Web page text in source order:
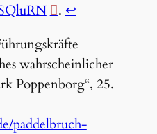
.↩︎
wahrscheinlicher
Poppenborg“, 25.
paddelbruch-